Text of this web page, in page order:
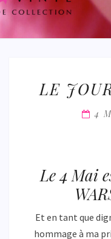
LE
4
Le 4 Mai
Et en tant que
hommage à ma